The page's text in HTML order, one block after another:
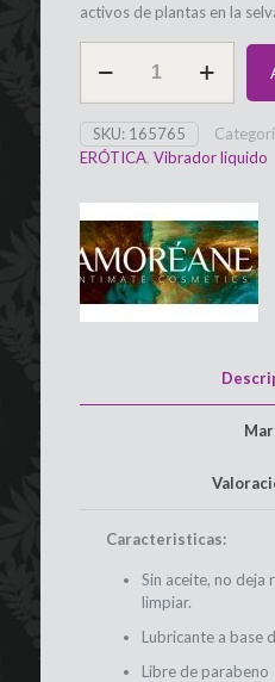
activos de plantas en la
Líquido
ml
AMOREANE
SKU: 165765
ERÓTICA, Vibrador liquido
Caracteristicas:
Sin aceite, no deja
limpiar.
Lubricante a base
Libre de parabeno